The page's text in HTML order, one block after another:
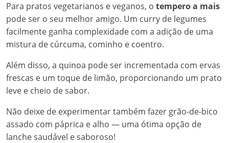
Para pratos vegetarianos e veganos, o tempero a mais
pode ser o seu melhor amigo. Um curry de legumes
facilmente ganha complexidade com a adição de uma
mistura de cúrcuma, cominho e coentro.
Além disso, a quinoa pode ser incrementada com ervas
frescas e um toque de limão, proporcionando um prato
leve e cheio de sabor.
Não deixe de experimentar também fazer grão-de-bico
assado com páprica e alho — uma ótima opção de
lanche saudável e saboroso!